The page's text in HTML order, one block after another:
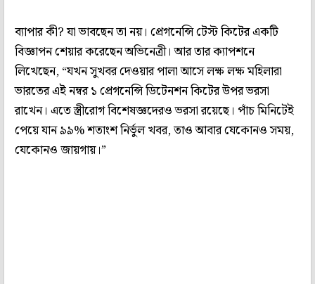
ব্যাপার কী? যা ভাবছেন তা নয়। প্রেগনেন্সি টেস্ট কিটের একটি
বিজ্ঞাপন শেয়ার করেছেন অভিনেত্রী। আর তার ক্যাপশনে
লিখেছেন, “যখন সুখবর দেওয়ার পালা আসে লক্ষ লক্ষ মহিলারা
ভারতের এই নম্বর ১ প্রেগনেন্সি ডিটেনশন কিটের উপর ভরসা
রাখেন। এতে স্ত্রীরোগ বিশেষজ্ঞদেরও ভরসা রয়েছে। পাঁচ মিনিটেই
পেয়ে যান ৯৯% শতাংশ নির্ভুল খবর, তাও আবার যেকোনও সময়,
যেকোনও জায়গায়।”